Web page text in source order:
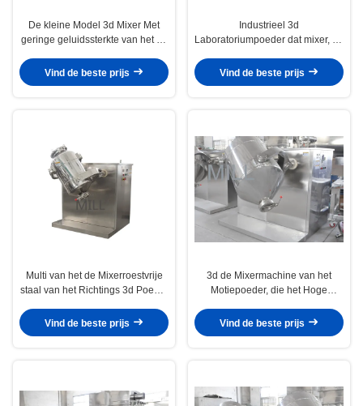
De kleine Model 3d Mixer Met
geringe geluidssterkte van het de
Poedermixer 3d met Korte het
Mengen zich Tijd
Vind de beste prijs
Industrieel 3d
Laboratoriumpoeder dat mixer, de
Poedermixer mengt
Vind de beste prijs
Multi van het de Mixerroestvrije
staal van het Richtings 3d Poeder
Mixermachine
Vind de beste prijs
3d de Mixermachine van het
Motiepoeder, die het Hoge
van de Mixermachine
Vind de beste prijs